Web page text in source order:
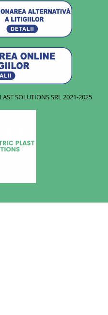
SOLUTIONS SRL2021-2025